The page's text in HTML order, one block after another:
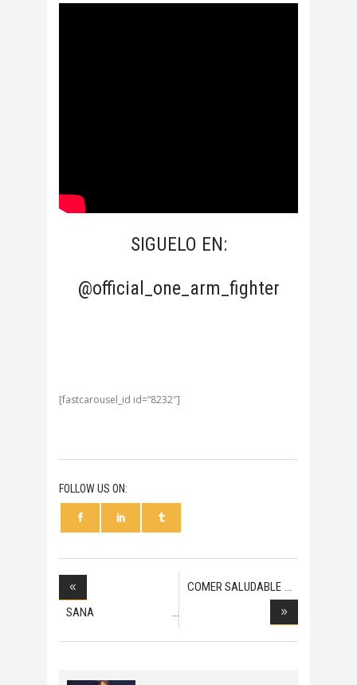
SIGUELO EN:
@official_one_arm_fighter
[fastcarousel_id id=”8232″]
FOLLOW US ON:
SANA
COMER SALUDABLE